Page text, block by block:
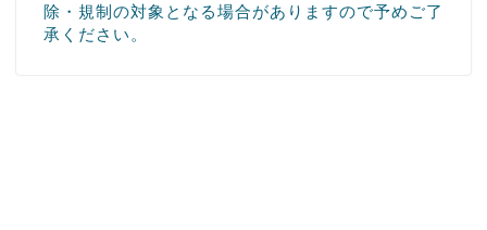
除・規制の対象となる場合がありますので予めご了
承ください。